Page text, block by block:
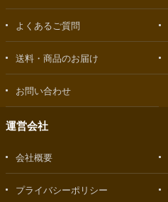
よくあるご質問
送料・商品のお届け
お問い合わせ
運営会社
会社概要
プライバシーポリシー